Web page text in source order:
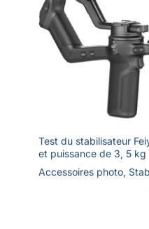
Test du stabilisateur
et puissance de 3, 5 kg
Accessoires photo,